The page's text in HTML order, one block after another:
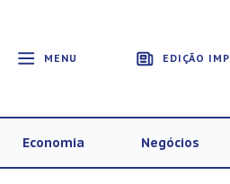
MENU EDIÇÃO
Economia Negócios